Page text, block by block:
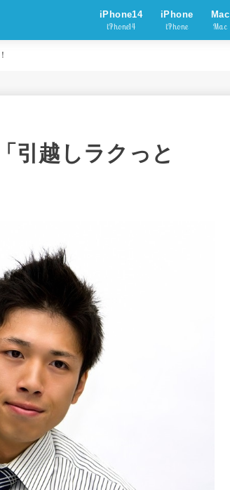
iPhone14
iPhone14
iPhone
iPhone
Mac
Mac
引越しラクっと